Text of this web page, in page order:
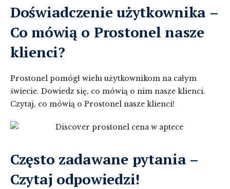
Doświadczenie użytkownika –
Co mówią o Prostonel nasze
klienci?
Prostonel pomógł wielu użytkownikom na całym
świecie. Dowiedz się, co mówią o nim nasze klienci.
Czytaj, co mówią o Prostonel nasze klienci!
Często zadawane pytania –
Czytaj odpowiedzi!